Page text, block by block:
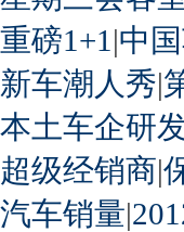
重磅1+1 |中
新车潮人秀|
本土车企研
超级经销商|
汽车销量|